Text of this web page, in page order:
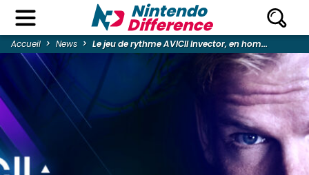
Accueil News Le jeu de rythme AVICII Invector, en hom...